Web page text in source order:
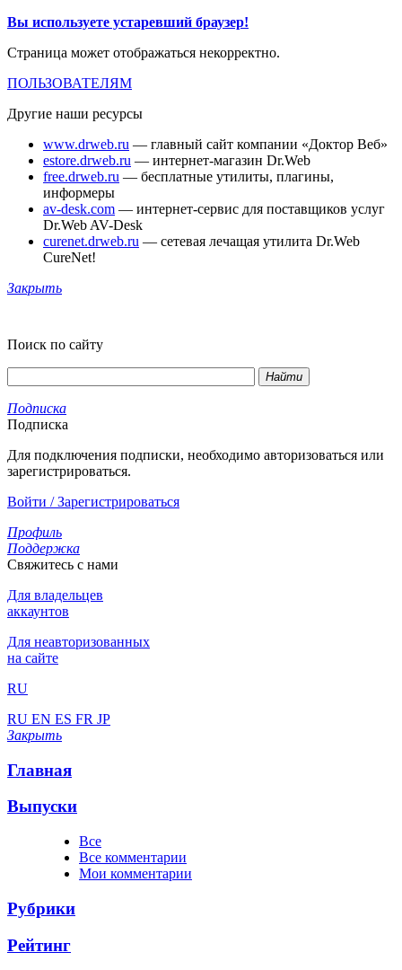
Вы используете устаревший браузер!
Страница может отображаться некорректно.
ПОЛЬЗОВАТЕЛЯМ
Другие наши ресурсы
www.drweb.ru — главный сайт компании «Доктор Веб»
estore.drweb.ru — интернет-магазин Dr.Web
free.drweb.ru — бесплатные утилиты, плагины,
информеры
av-desk.com — интернет-сервис для поставщиков услуг
Dr.Web AV-Desk
curenet.drweb.ru — сетевая лечащая утилита Dr.Web
CureNet!
Закрыть
Поиск по сайту
Найти
Подписка
Подписка
Для подключения подписки, необходимо авторизоваться или
зарегистрироваться.
Войти / Зарегистрироваться
Профиль
Поддержка
Свяжитесь с нами
Для владельцев
аккаунтов
Для неавторизованных
на сайте
RU
RU EN ES FR JP
Закрыть
Главная
Выпуски
Все
Все комментарии
Мои комментарии
Рубрики
Рейтинг